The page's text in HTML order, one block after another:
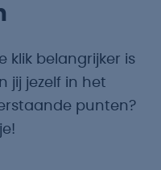
klik belangrijker is
jij jezelf in het
punten?